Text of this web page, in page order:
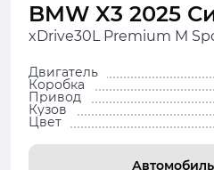
BMW X3 2025
xDrive30L Premium M
Двигатель
Коробка
Привод
Кузов
Цвет